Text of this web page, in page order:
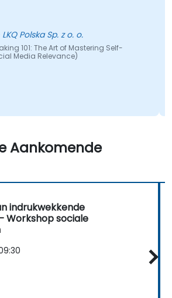
Polska Sp. z o. o.
101: The Art of Mastering Self-
Media Relevance)
Aankomende
indrukwekkende
Workshop sociale